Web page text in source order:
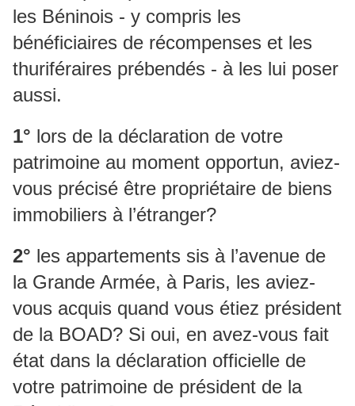
les Béninois - y compris les
bénéficiaires de récompenses et les
thuriféraires prébendés - à les lui poser
aussi.
1° lors de la déclaration de votre
patrimoine au moment opportun, aviez-
vous précisé être propriétaire de biens
immobiliers à l’étranger?
2° les appartements sis à l’avenue de
la Grande Armée, à Paris, les aviez-
vous acquis quand vous étiez président
de la BOAD? Si oui, en avez-vous fait
état dans la déclaration officielle de
votre patrimoine de président de la